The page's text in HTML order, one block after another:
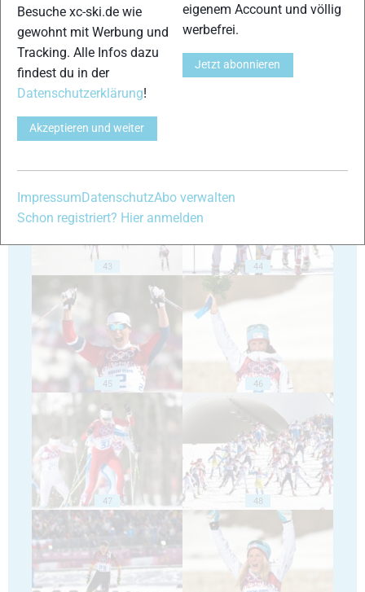
39
43 44
45 46
47 48
Besuche xc-ski.de wie
gewohnt mit Werbung und
Tracking. Alle Infos dazu
findest du in der
Datenschutzerklärung!
Akzeptieren und weiter
eigenem Account und völlig
werbefrei.
Jetzt abonnieren
Impressum DatenschutzAbo verwalten
Schon registriert? Hier anmelden